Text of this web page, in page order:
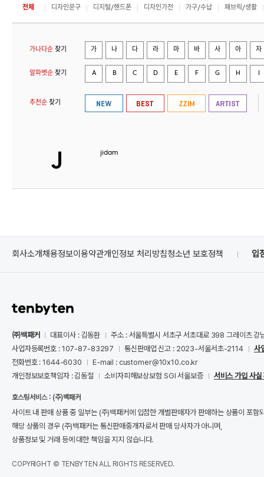
전체 디자인문구 디지털/핸드폰 디자인가전 가구/수납 패브릭/생활
가나다순 찾기 가 나 다 라 마 바 사 아 자
알파벳순 찾기 A B C D E F G H
추천순 찾기
jidam
회사소개채용정보이용약관개인정보 처리방침청소년 보호정책 입
㈜백패커 대표이사 : 김동환
주소 : 서울특별시 서초구 서초대로 398 그레이츠 강
사업자등록번호 : 107-87-83297
통신판매업 신고 : 2023-서울서초-2114
사
전화번호 : 1644-6030
E-mail : customer@10x10.co.kr
개인정보보호책임자 : 김동철
소비자피해보상보험 SGI 서울보증 서비스 가입 사실
호스팅서비스 : (주)백패커
사이트 내 판매 상품 중 일부는 (주)백패커에 입점한 개별판매자가 판매하는 상품이 포함
해당 상품의 경우 (주)백패커는 통신판매중개자로서 판매 당사자가 아니며,
상품정보 및 거래 등에 대한 책임을 지지 않습니다.
COPYRIGHT © TENBYTEN ALL RIGHTS RESERVED.